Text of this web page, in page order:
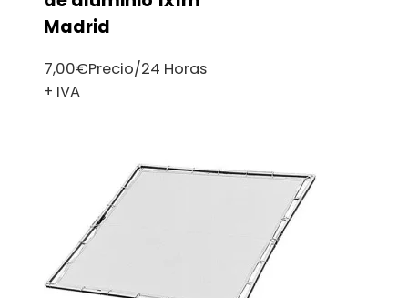
Madrid
7,00€Precio/24 Horas
+ IVA